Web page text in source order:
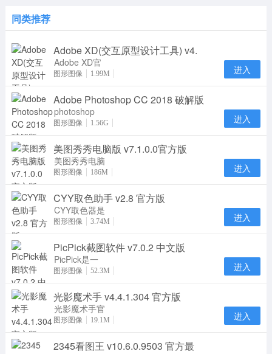
同类推荐
Adobe XD(交互原型设计工具) v4.
Adobe XD官
方版全称
Experience
Design CC，
是Ado
图形图像 1.99M 进入
Adobe Photoshop CC 2018 破解版
photoshop
cc 2018破解
司最新版专业
CC图像
图形图像 1.56G 进入
美图秀秀电脑版 v7.1.0.0官方版
美图秀秀电脑
版是美图网在
的一款免费的
图
图形图像 186M 进入
CYY取色助手 v2.8 官方版
CYY取色器是
一款简单的屏
该软件操作简
单，
图形图像 3.74M 进入
PicPick截图软件 v7.0.2 中文版
PicPick是一
款优秀的免费
具，汇集屏幕
截取、
图形图像 52.3M 进入
光影魔术手 v4.4.1.304 官方版
光影魔术手官
方版是摄影作
照片快速美容
图形图像 19.1M 进入
2345看图王 v10.6.0.9503 官方最